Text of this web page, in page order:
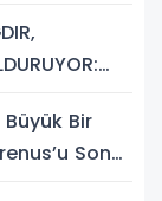
Bir
Son